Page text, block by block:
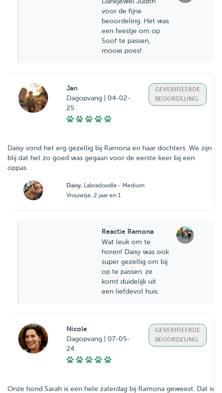
voor de fijne
beoordeling. Het was
een feestje om op
Soof te passen,
mooie poes!
Jan
Dagopvang | 04-02-
25
GEVERIFIEERDE
BEOORDELING
Daisy vond het erg gezellig bij Ramona en haar dochters. We zijn
blij dat het zo goed was gegaan voor de eerste keer bij een
oppas.
Daisy, Labradoodle - Medium
Vrouwtje, 2 jaar en 1
Reactie Ramona
Wat leuk om te
horen! Daisy was ook
super gezellig om bij
op te passen. ze
komt duidelijk uit
een liefdevol huis.
Nicole
Dagopvang | 07-05-
24
GEVERIFIEERDE
BEOORDELING
Onze hond Sarah is een hele zaterdag bij Ramona geweest. Dat is